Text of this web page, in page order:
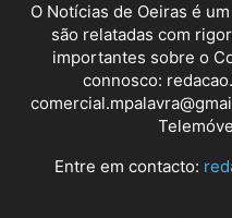
O Notícias de Oeiras é
são relatadas com
importantes sobre o
connosco:
Entre em contacto: